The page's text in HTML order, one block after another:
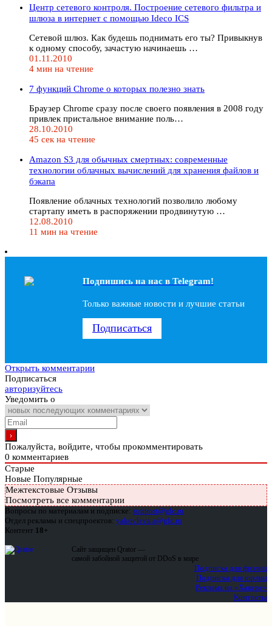
Центр сетевого контроля. Построение сетевого фильтра и
шлюза в интернет с помощью Ideco ICS
Сетевой шлюз. Как будешь поднимать его ты? Привыкнув
к одному способу, зачастую начинаешь …
01.11.2010
4 мин на чтение
7 функций Chrome о которых полезно знать
Браузер Chrome сразу после своего появления в 2008 году
привлек пристальное внимание поль…
28.10.2010
45 сек на чтение
Amazon S3 для обычных смертных: современные
технологии облачных вычислений для хранения файлов и
бэкапа
Появление облачных технологий позволило любому
стартапу иметь в распоряжении продвинутую …
12.08.2010
11 мин на чтение
Подпишись на наc в Telegram!
Только важные новости и лучшие статьи
Подписаться
Открыть комментарии
Подписаться
авторизуйтесь
Уведомить о
Пожалуйста, войдите, чтобы прокомментировать
0 комментариев
Старые
Новые Популярные
Межтекстовые Отзывы
Посмотреть все комментарии
Вопросы по материалам и подписке: support@glc.ru
Отдел рекламы и спецпроектов: yakovleva.a@glc.ru
Контент 18+
Сайт защищен Qrator —
самой забойной защитой от DDoS в мире
Подписка для физлиц
Подписка для юрлиц
Реклама на «Хакере»
Контакты